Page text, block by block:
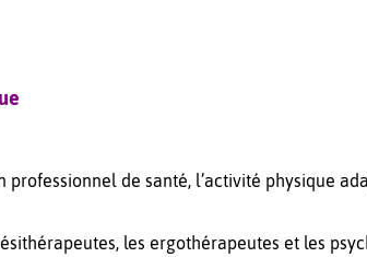
de santé, l’activité physique
les ergothérapeutes et les